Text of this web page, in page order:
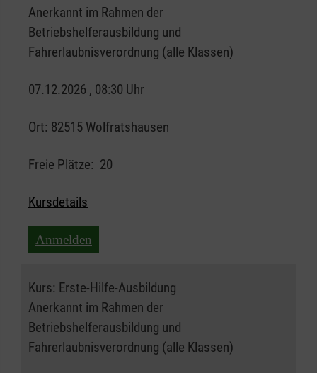
Anerkannt im Rahmen der
Betriebshelferausbildung und
Fahrerlaubnisverordnung (alle Klassen)
07.12.2026 , 08:30 Uhr
Ort: 82515 Wolfratshausen
Freie Plätze: 20
Kursdetails
Anmelden
Kurs: Erste-Hilfe-Ausbildung
Anerkannt im Rahmen der
Betriebshelferausbildung und
Fahrerlaubnisverordnung (alle Klassen)